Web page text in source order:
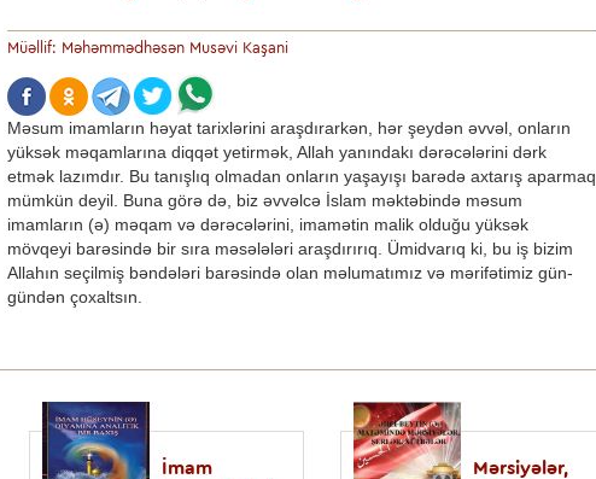
Müəllif: Məhəmmədhəsən Musəvi Kaşani
Məsum imamların həyat tarixlərini araşdırarkən, hər şeydən əvvəl, onların
yüksək məqamlarına diqqət yetirmək, Allah yanındakı dərəcələrini dərk
etmək lazımdır. Bu tanışlıq olmadan onların yaşayışı barədə axtarış aparmaq
mümkün deyil. Buna görə də, biz əvvəlcə İslam məktəbində məsum
imamların (ə) məqam və dərəcələrini, imamətin malik olduğu yüksək
mövqeyi barəsində bir sıra məsələləri araşdırırıq. Ümidvarıq ki, bu iş bizim
Allahın seçilmiş bəndələri barəsində olan məlumatımız və mərifətimiz gün-
gündən çoxaltsın.
İmam
Mərsiyələr,